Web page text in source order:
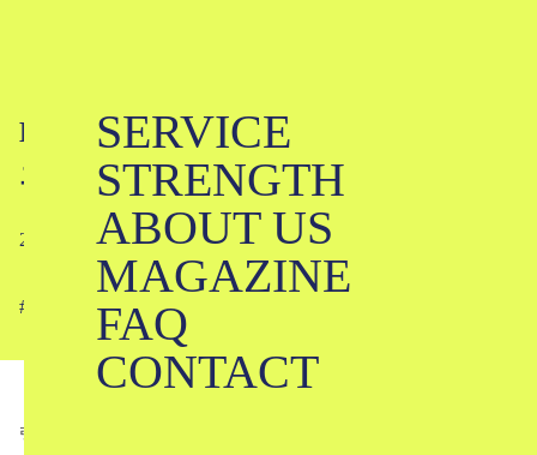
SERVICE
STRENGTH
ABOUT US
MAGAZINE
FAQ
CONTACT
EFFECTORってどんなブランド？｜
エフェクター
2025-01-21
#
引用